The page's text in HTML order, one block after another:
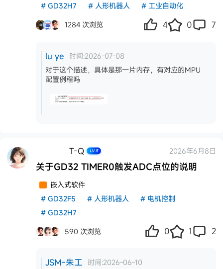
# GD32H7 # 人形机器人 # 工业自动化
1284 次浏览
4 0 7
lu ye
时间:2026-07-08
对于这个描述，具体是那一片内存，有对应的MPU
配置例程吗
T-Q LV.5 2026年6月8日
关于GD32 TIMER0触发ADC点位的说明
嵌入式软件
# GD32F5 # 人形机器人 # 电机控制
# GD32H7
590 次浏览
0 1 2
JSM-朱工
时间:2026-06-10